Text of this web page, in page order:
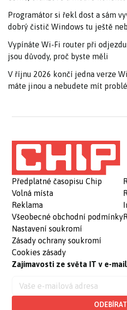
Programátor si řekl dost a sám
dobrý čistič Windows tu ještě
Vypínáte Wi-Fi router při
jsou důvody, proč byste měli
V říjnu 2026 končí jedna verze
máte jinou a nebudete mít
Předplatné časopisu Chip
Volná místa
Reklama
Všeobecné obchodní podmínky
Nastavení soukromí
Zásady ochrany soukromí
Cookies zásady
Zajímavosti ze světa IT v e-
ODEBÍRAT